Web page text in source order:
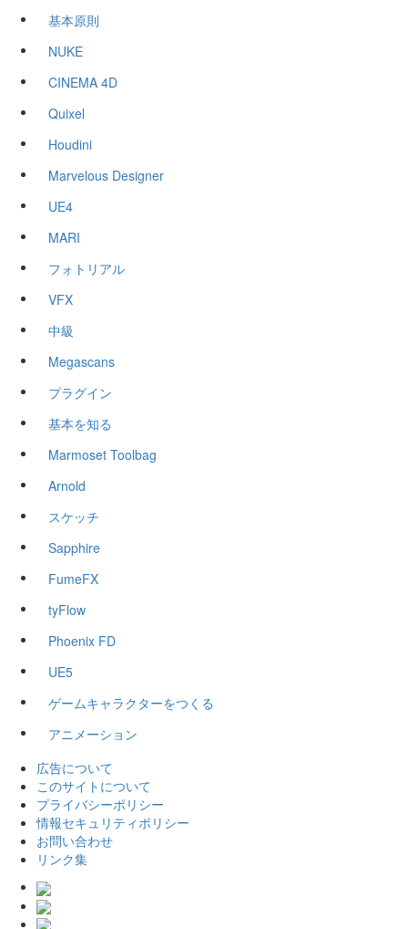
基本原則
NUKE
CINEMA 4D
Quixel
Houdini
Marvelous Designer
UE4
MARI
フォトリアル
VFX
中級
Megascans
プラグイン
基本を知る
Marmoset Toolbag
Arnold
スケッチ
Sapphire
FumeFX
tyFlow
Phoenix FD
UE5
ゲームキャラクターをつくる
アニメーション
広告について
このサイトについて
プライバシーポリシー
情報セキュリティポリシー
お問い合わせ
リンク集